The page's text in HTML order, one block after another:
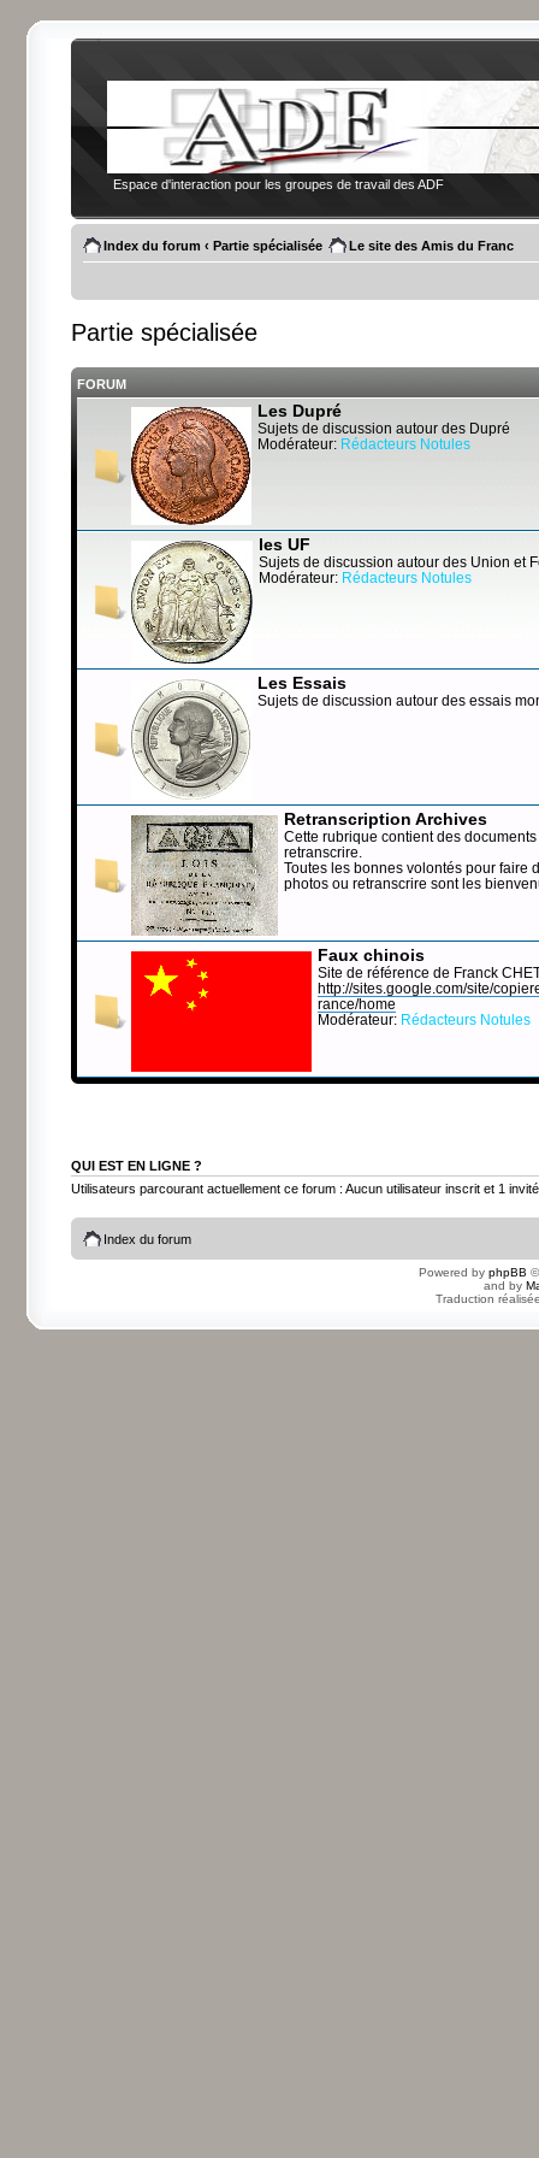
Espace d'interaction pour les groupes de travail des ADF
Index du forum ‹ Partie spécialisée Le site des Amis du Franc
Partie spécialisée
FORUM
Les Dupré
Sujets de discussion autour des Dupré
Modérateur: Rédacteurs Notules
les UF
Sujets de discussion autour des Union et
Modérateur: Rédacteurs Notules
Les Essais
Sujets de discussion autour des essais
Retranscription Archives
Cette rubrique contient des
retranscrire.
Toutes les bonnes volontés pour faire
photos ou retranscrire sont les
Faux chinois
Site de référence de Franck
http://sites.google.com/site/
rance/home
Modérateur: Rédacteurs Notules
QUI EST EN LIGNE ?
Utilisateurs parcourant actuellement ce forum : Aucun utilisateur inscrit et 1 invité
Index du forum
Powered by phpBB
and by
Traduction